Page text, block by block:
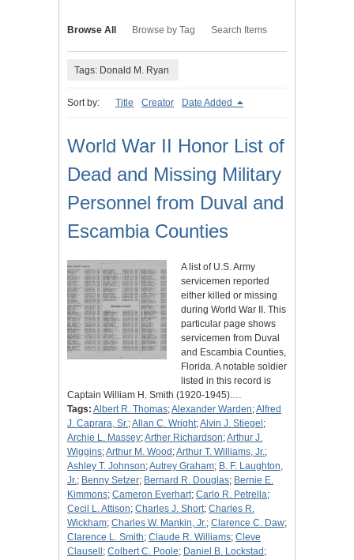
Browse All Browse by Tag Search Items
Tags: Donald M. Ryan
Sort by: Title Creator Date Added
World War II Honor List of
Dead and Missing Military
Personnel from Duval and
Escambia Counties
A list of U.S. Army
servicemen reported
either killed or missing
during World War II. This
particular page shows
servicemen from Duval
and Escambia Counties,
Florida. A notable soldier
listed in this record is
Captain William H. Smith (1920-1945).…
Tags: Albert R. Thomas;Alexander Warden;Alfred
J. Caprara, Sr.;Allan C. Wright;Alvin J. Stiegel ;
Archie L. Massey;Arther Richardson;Arthur J.
Wiggins;Arthur M. Wood ;Arthur T. Williams, Jr.;
Ashley T. Johnson;Autrey Graham; B. F. Laughton,
Jr.; Benny Setzer; Bernard R. Douglas; Bernie E.
Kimmons; Cameron Everhart; Carlo R. Petrella;
Cecil L. Attison; Charles J. Short; Charles R.
Wickham; Charles W. Mankin, Jr.; Clarence C. Daw;
Clarence L. Smith; Claude R. Williams; Cleve
Clausell ; Colbert C. Poole; Daniel B. Lockstad ;